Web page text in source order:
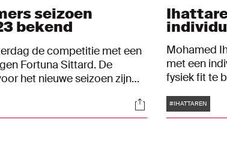
seizoen
bekend
de competitie met een
Fortuna Sittard. De
het nieuwe seizoen zijn
nog geopend is.Socials
Mohamed
met een
fysiek fit te
kijken hoe
Tags
#IHATTAREN